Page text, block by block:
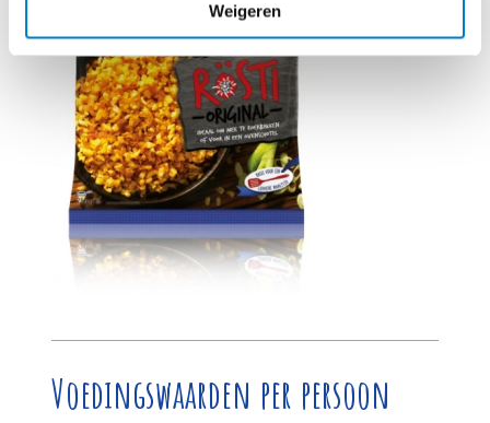
Weigeren
Voedingswaarden per persoon